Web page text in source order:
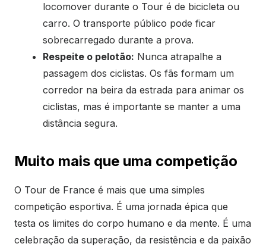
locomover durante o Tour é de bicicleta ou
carro. O transporte público pode ficar
sobrecarregado durante a prova.
Respeite o pelotão: Nunca atrapalhe a
passagem dos ciclistas. Os fãs formam um
corredor na beira da estrada para animar os
ciclistas, mas é importante se manter a uma
distância segura.
Muito mais que uma competição
O Tour de France é mais que uma simples
competição esportiva. É uma jornada épica que
testa os limites do corpo humano e da mente. É uma
celebração da superação, da resistência e da paixão